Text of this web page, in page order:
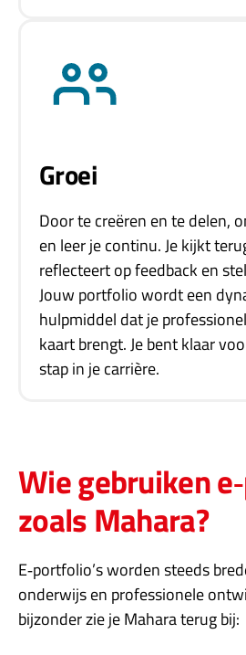
Groei
Door te creëren en te delen,
en leer je continu. Je kijkt
reflecteert op feedback en
Jouw portfolio wordt een
hulpmiddel dat je
kaart brengt. Je bent klaar
stap in je carrière.
Wie gebruiken
zoals Mahara?
E‑portfolio’s worden steeds
onderwijs en professionele
bijzonder zie je Mahara terug bij: